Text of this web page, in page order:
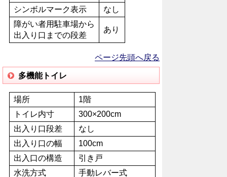
シンボルマーク表示
なし
障がい者用駐車場から
出入り口までの段差
あり
ページ先頭へ戻る
多機能トイレ
場所
1階
トイレ内寸
300×200cm
出入り口段差
なし
出入り口の幅
100cm
出入口の構造
引き戸
水洗方式
手動レバー式